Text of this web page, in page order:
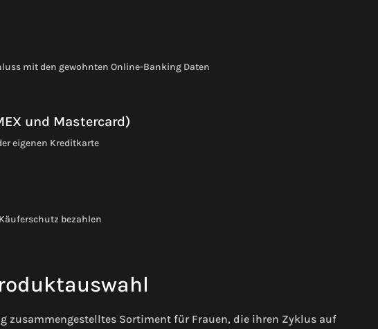
mit den gewohnten Online-Banking Daten
und Mastercard)
eigenen Kreditkarte
bezahlen
zusammengestelltes Sortiment für Frauen, die ihren Zyklus auf